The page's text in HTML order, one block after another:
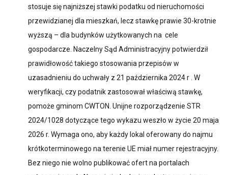
stosuje się najniższej stawki podatku od nieruchomości
przewidzianej dla mieszkań, lecz stawkę prawie 30-krotnie
wyższą – dla budynków użytkowanych na cele
gospodarcze. Naczelny Sąd Administracyjny potwierdził
prawidłowość takiego stosowania przepisów w
uzasadnieniu do uchwały z 21 października 2024 r . W
weryfikacji, czy podatnik zastosował właściwą stawkę,
pomoże gminom CWTON. Unijne rozporządzenie STR
2024/1028 dotyczące tego wykazu weszło w życie 20 maja
2026 r. Wymaga ono, aby każdy lokal oferowany do najmu
krótkoterminowego na terenie UE miał numer rejestracyjny.
Bez niego nie wolno publikować ofert na portalach